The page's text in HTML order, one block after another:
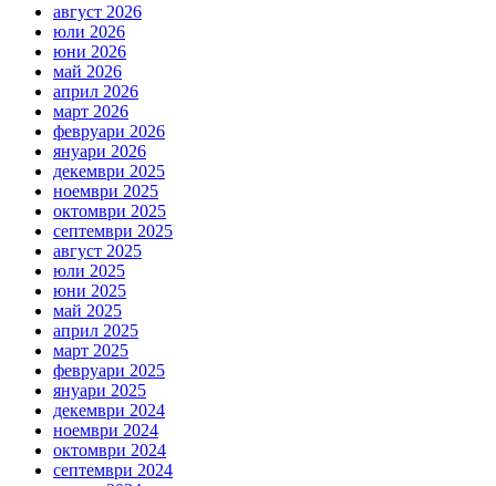
август 2026
юли 2026
юни 2026
май 2026
април 2026
март 2026
февруари 2026
януари 2026
декември 2025
ноември 2025
октомври 2025
септември 2025
август 2025
юли 2025
юни 2025
май 2025
април 2025
март 2025
февруари 2025
януари 2025
декември 2024
ноември 2024
октомври 2024
септември 2024